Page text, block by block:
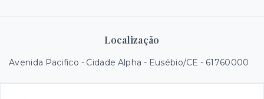
Localização
Avenida Pacifico - Cidade Alpha - Eusébio/CE - 61760000